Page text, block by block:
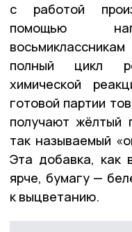
с работой
помощью
полный цикл
химической
готовой партии
получают жёлтый
так называемый
Эта добавка, как
ярче, бумагу —
к выцветанию.